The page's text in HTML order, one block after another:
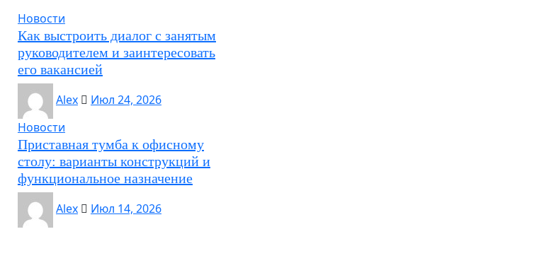
Новости
Как выстроить диалог с занятым
руководителем и заинтересовать
его вакансией
Alex
Июл 24, 2026
Новости
Приставная тумба к офисному
столу: варианты конструкций и
функциональное назначение
Alex
Июл 14, 2026